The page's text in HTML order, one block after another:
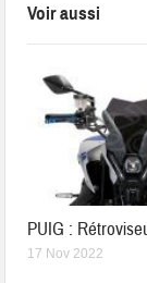
Voir aussi
PUIG :
17 Nov 2022